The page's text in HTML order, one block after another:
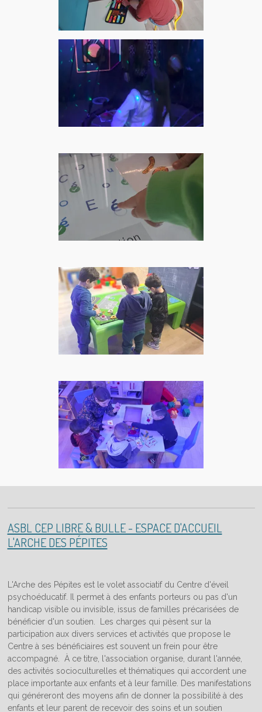
ASBL CEP LIBRE & BULLE - ESPACE D'ACCUEIL
L'ARCHE DES PÉPITES
L'Arche des Pépites est le volet associatif du Centre d'éveil
psychoéducatif. Il permet à des enfants porteurs ou pas d'un
handicap visible ou invisible, issus de familles précarisées de
bénéficier d'un soutien. Les charges qui pèsent sur la
participation aux divers services et activités que propose le
Centre à ses bénéficiaires est souvent un frein pour être
accompagné. À ce titre, l'association organise, durant l'année,
des activités socioculturelles et thématiques qui accordent une
place importante aux enfants et à leur famille. Des manifestations
qui généreront des moyens afin de donner la possibilité à des
enfants et leur parent de recevoir des soins et un soutien